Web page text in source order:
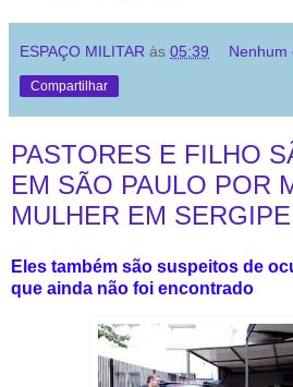
ESPAÇO MILITAR às 05:39 Nenhum
Compartilhar
PASTORES E FILHO
EM SÃO PAULO POR
MULHER EM
Eles também são suspeitos de
que ainda não foi encontrado